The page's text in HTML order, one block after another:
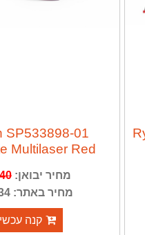
SP533898-01
Multilaser Red
מחיר יבואן: ₪
מחיר באתר: 734 ₪
קנה